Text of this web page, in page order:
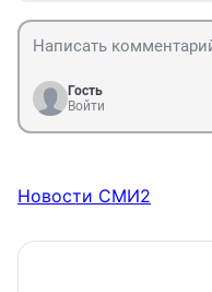
Гость
Войти
Новости СМИ2